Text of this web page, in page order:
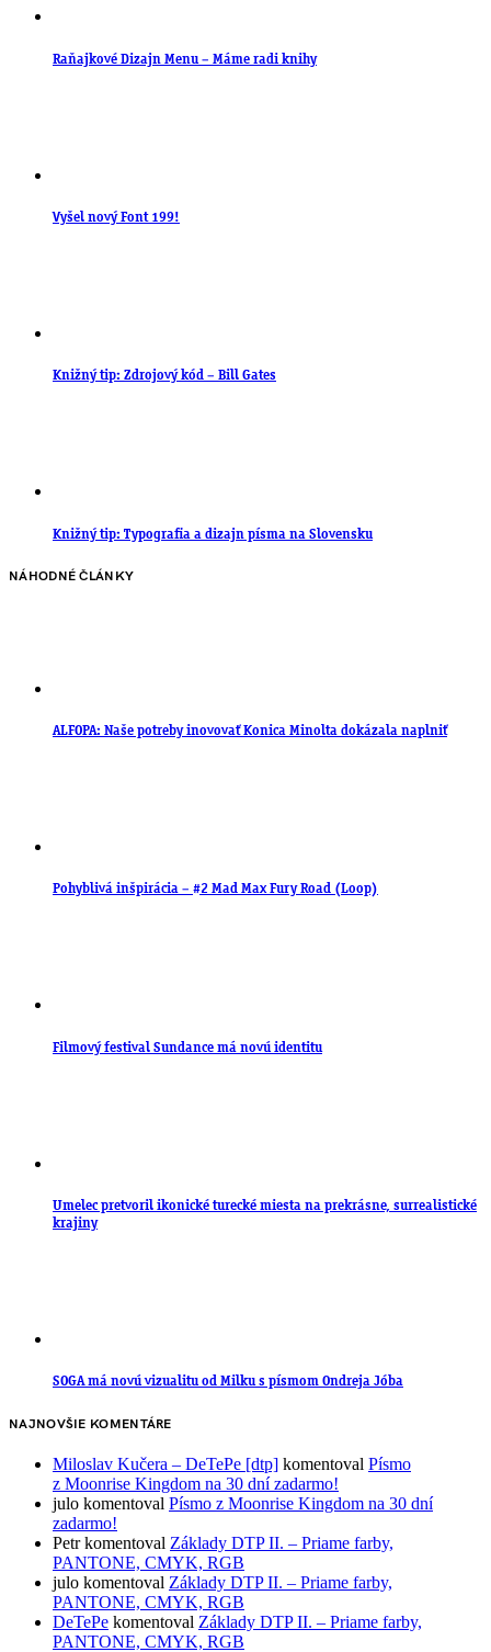
Raňajkové Dizajn Menu – Máme radi knihy
Vyšel nový Font 199!
Knižný tip: Zdrojový kód – Bill Gates
Knižný tip: Typografia a dizajn písma na Slovensku
NÁHODNÉ ČLÁNKY
ALFOPA: Naše potreby inovovať Konica Minolta dokázala naplniť
Pohyblivá inšpirácia – #2 Mad Max Fury Road (Loop)
Filmový festival Sundance má novú identitu
Umelec pretvoril ikonické turecké miesta na prekrásne, surrealistické
krajiny
SOGA má novú vizualitu od Milku s písmom Ondreja Jóba
NAJNOVŠIE KOMENTÁRE
Miloslav Kučera – DeTePe [dtp] komentoval Písmo
z Moonrise Kingdom na 30 dní zadarmo!
julo komentoval Písmo z Moonrise Kingdom na 30 dní
zadarmo!
Petrkomentoval Základy DTP II. – Priame farby,
PANTONE, CMYK, RGB
julo komentoval Základy DTP II. – Priame farby,
PANTONE, CMYK, RGB
DeTePe komentoval Základy DTP II. – Priame farby,
PANTONE, CMYK, RGB